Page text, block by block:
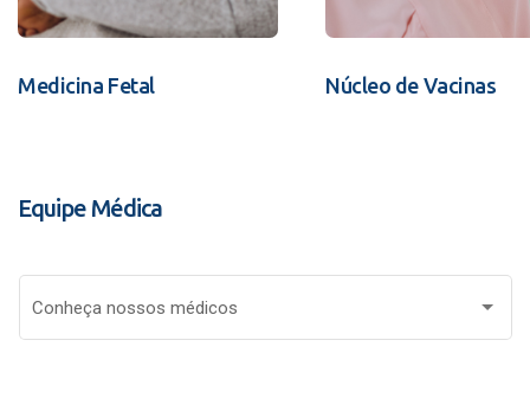
Medicina Fetal Núcleo de Vacinas
Equipe Médica
Conheça nossos médicos